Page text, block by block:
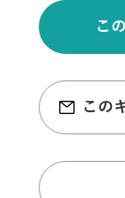
こ
この